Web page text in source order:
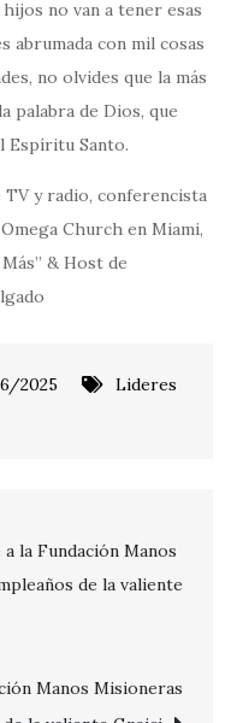
no van a tener esas
abrumada con mil cosas
no olvides que la más
palabra de Dios, que
Espíritu Santo.
y radio, conferencista
Church en Miami,
& Host de
2025
Lideres
la Fundación Manos
de la valiente
Manos Misioneras